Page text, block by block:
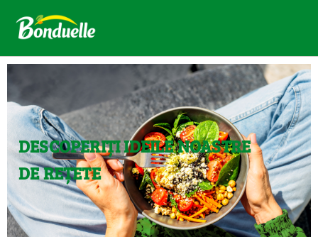
DESCOPERIȚI IDEILE NOASTRE
DE REȚETE